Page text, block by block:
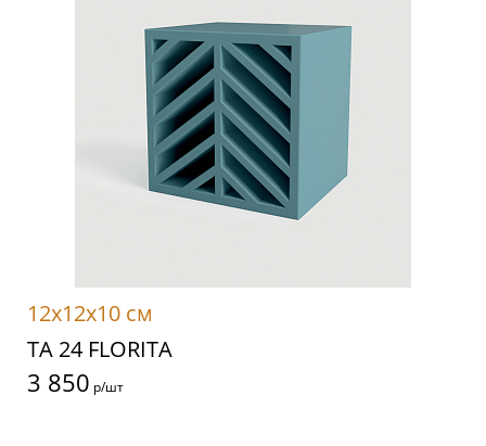
12x12x10 см
TA 24 FLORITA
3 850 р/шт